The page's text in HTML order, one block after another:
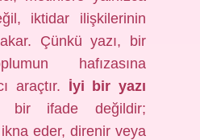
iktidar ilişkilerinin
Çünkü yazı, bir
hafızasına
araçtır. İyi bir yazı
bir ifade değildir;
eder, direnir veya